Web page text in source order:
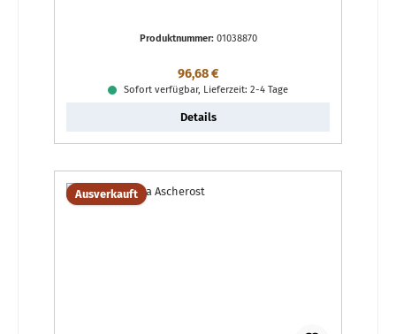
Produktnummer: 01038870
Regulärer Preis:
96,68 €
Sofort verfügbar, Lieferzeit: 2-4 Tage
Details
Ausverkauft